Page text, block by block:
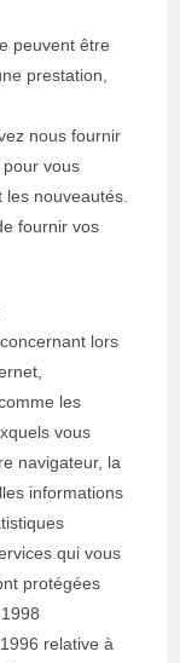
peuvent être
prestation,
nous fournir
vous
nouveautés.
fournir vos
lors
les
vous
navigateur, la
informations
qui vous
protégées
relative à